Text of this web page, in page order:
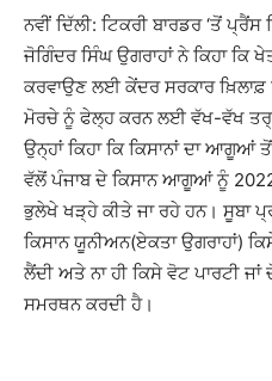
ਨਵੀਂ ਦਿੱਲੀ: ਟਿਕਰੀ ਬਾਰਡਰ ‘ਤੋਂ
ਜੋਗਿੰਦਰ ਸਿੰਘ ਉਗਰਾਹਾਂ ਨੇ ਕਿਹਾ ਕਿ
ਕਰਵਾਉਣ ਲਈ ਕੇਂਦਰ ਸਰਕਾਰ ਖ਼ਿਲਾਫ਼
ਮੋਰਚੇ ਨੂੰ ਫੇਲ੍ਹ ਕਰਨ ਲਈ ਵੱਖ-ਵੱਖ
ਉਨ੍ਹਾਂ ਕਿਹਾ ਕਿ ਕਿਸਾਨਾਂ ਦਾ
ਵੱਲੋਂ ਪੰਜਾਬ ਦੇ ਕਿਸਾਨ ਆਗੂਆਂ ਨੂੰ
ਭੁਲੇਖੇ ਖੜ੍ਹੇ ਕੀਤੇ ਜਾ ਰਹੇ ਹਨ। ਸੂਬਾ
ਕਿਸਾਨ ਯੂਨੀਅਨ(ਏਕਤਾ ਉਗਰਾਹਾਂ)
ਲੈਂਦੀ ਅਤੇ ਨਾ ਹੀ ਕਿਸੇ ਵੋਟ ਪਾਰਟੀ
ਸਮਰਥਨ ਕਰਦੀ ਹੈ।